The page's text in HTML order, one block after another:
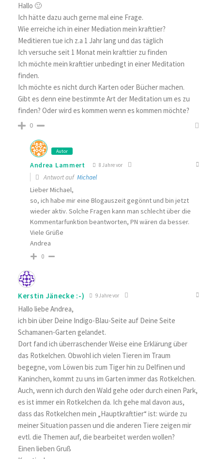
Hallo 🙂
Ich hätte dazu auch gerne mal eine Frage.
Wie erreiche ich in einer Mediation mein krafttier?
Meditieren tue ich z.a 1 Jahr lang und das täglich
Ich versuche seit 1 Monat mein krafttier zu finden
Ich möchte mein krafttier unbedingt in einer Meditation
finden.
Ich möchte es nicht durch Karten oder Bücher machen.
Gibt es denn eine bestimmte Art der Meditation um es zu
finden? Oder wird es kommen wenn es kommen möchte?
0
Autor
Andrea Lammert 8 Jahre vor
Antwort auf Michael
Lieber Michael,
so, ich habe mir eine Blogauszeit gegönnt und bin jetzt
wieder aktiv. Solche Fragen kann man schlecht über die
Kommentarfunktion beantworten, PN wären da besser.
Viele Grüße
Andrea
0
Kerstin Jänecke :-) 9 Jahre vor
Hallo liebe Andrea,
ich bin über Deine Indigo-Blau-Seite auf Deine Seite
Schamanen-Garten gelandet.
Dort fand ich überraschender Weise eine Erklärung über
das Rotkelchen. Obwohl ich vielen Tieren im Traum
begegne, vom Löwen bis zum Tiger hin zu Delfinen und
Kaninchen, kommt zu uns im Garten immer das Rotkelchen.
Auch, wenn ich durch den Wald gehe oder durch einen Park,
es ist immer ein Rotkelchen da. Ich gehe mal davon aus,
dass das Rotkelchen mein „Hauptkrafttier“ ist: würde zu
meiner Situation passen und die anderen Tiere zeigen mir
evtl. die Themen auf, die bearbeitet werden wollen?
Einen lieben Gruß